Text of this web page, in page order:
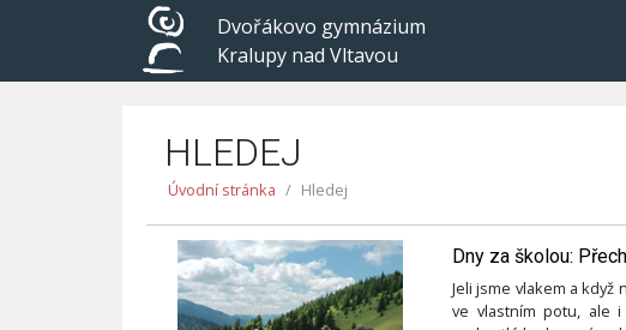
Dvořákovo gymnázium
Kralupy nad Vltavou
HLEDEJ
Úvodní stránka Hledej
Dny za školou:
Jeli jsme vlakem a když
ve vlastním potu, ale i